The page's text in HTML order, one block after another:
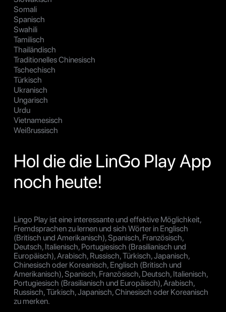
Somali
Spanisch
Swahili
Tamilisch
Thailändisch
Traditionelles Chinesisch
Tschechisch
Türkisch
Ukranisch
Ungarisch
Urdu
Vietnamesisch
Weißrussisch
Hol die die LinGo Play App
noch heute!
Lingo Play ist eine interessante und effektive Möglichkeit,
Fremdsprachen zu lernen und sich Wörter in Englisch
(Britisch und Amerikanisch), Spanisch, Französisch,
Deutsch, Italienisch, Portugiesisch (Brasilianisch und
Europäisch), Arabisch, Russisch, Türkisch, Japanisch,
Chinesisch oder Koreanisch, Englisch (Britisch und
Amerikanisch), Spanisch, Französisch, Deutsch, Italienisch,
Portugiesisch (Brasilianisch und Europäisch), Arabisch,
Russisch, Türkisch, Japanisch, Chinesisch oder Koreanisch
zu merken.